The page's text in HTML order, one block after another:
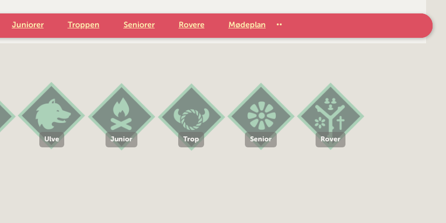
Juniorer Troppen Seniorer Rovere Mødeplan
Ulve Junior Trop Senior Rover